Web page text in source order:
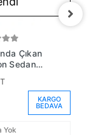
Çıkan
Sedan
KARGO
BEDAVA
Yok